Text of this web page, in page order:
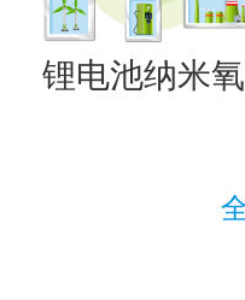
锂电池纳米